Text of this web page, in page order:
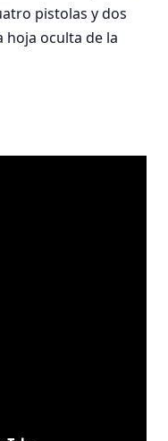
pistolas y dos
hoja oculta de la